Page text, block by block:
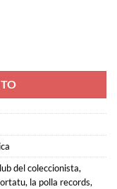
del coleccionista,
, la polla records,